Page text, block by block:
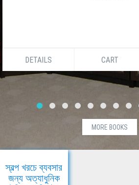
DETAILS CART
MORE BOOKS
স্বল্প খরচে ব্যবসার
জন্য অত্যাধুনিক